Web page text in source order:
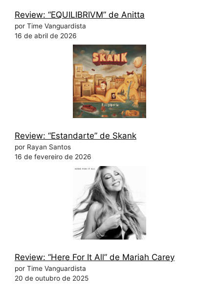
Review: “EQUILIBRIVM” de Anitta
por Time Vanguardista
16 de abril de 2026
Review: “Estandarte” de Skank
por Rayan Santos
16 de fevereiro de 2026
Review: “Here For It All” de Mariah Carey
por Time Vanguardista
20 de outubro de 2025